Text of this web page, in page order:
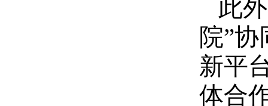
此
院”
新平
体合